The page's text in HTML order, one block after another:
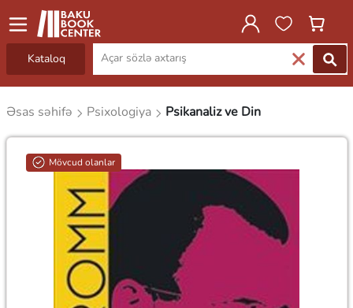
Kataloq
Əsas səhifə Psixologiya Psikanaliz ve Din
Mövcud olanlar